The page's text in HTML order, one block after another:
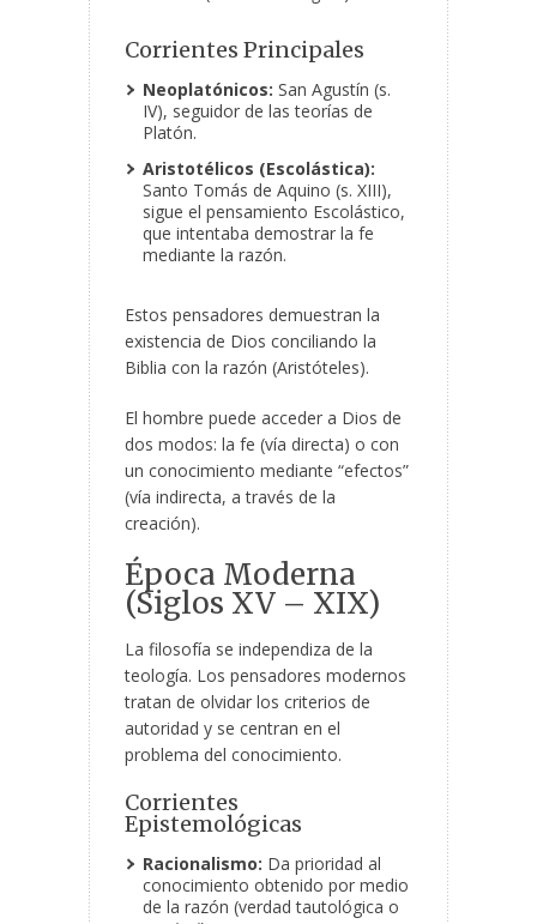
Corrientes Principales
Neoplatónicos: San Agustín (s.
IV), seguidor de las teorías de
Platón.
Aristotélicos (Escolástica):
Santo Tomás de Aquino (s. XIII),
sigue el pensamiento Escolástico,
que intentaba demostrar la fe
mediante la razón.
Estos pensadores demuestran la
existencia de Dios conciliando la
Biblia con la razón (Aristóteles).
El hombre puede acceder a Dios de
dos modos: la fe (vía directa) o con
un conocimiento mediante “efectos”
(vía indirecta, a través de la
creación).
Época Moderna
(Siglos XV – XIX)
La filosofía se independiza de la
teología. Los pensadores modernos
tratan de olvidar los criterios de
autoridad y se centran en el
problema del conocimiento.
Corrientes
Epistemológicas
Racionalismo: Da prioridad al
conocimiento obtenido por medio
de la razón (verdad tautológica o